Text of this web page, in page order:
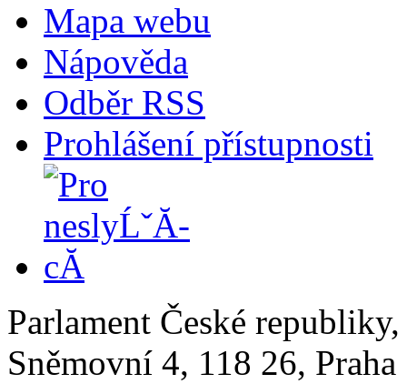
Mapa webu
Nápověda
Odběr RSS
Prohlášení přístupnosti
Parlament České
Sněmovní 4, 118 26,